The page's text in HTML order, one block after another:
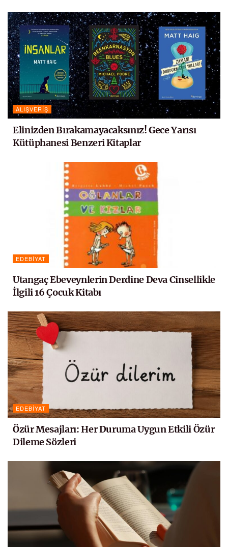
ALIŞVERIŞ
Elinizden Bırakamayacaksınız! Gece Yarısı
Kütüphanesi Benzeri Kitaplar
EDEBIYAT
Utangaç Ebeveynlerin Derdine Deva Cinsellikle
İlgili 16 Çocuk Kitabı
EDEBIYAT
Özür Mesajları: Her Duruma Uygun Etkili Özür
Dileme Sözleri